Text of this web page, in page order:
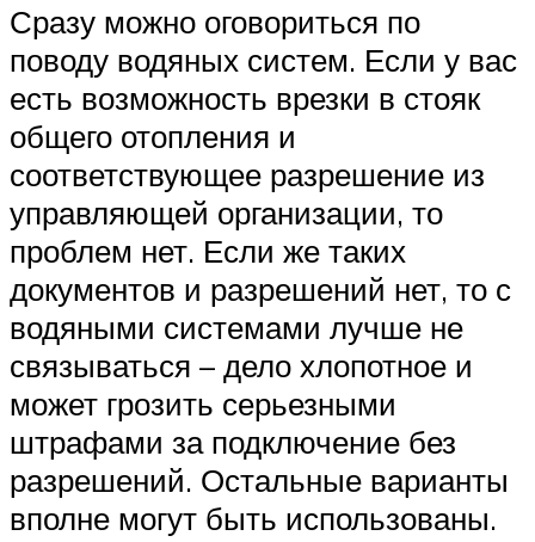
Сразу можно оговориться по
поводу водяных систем. Если у вас
есть возможность врезки в стояк
общего отопления и
соответствующее разрешение из
управляющей организации, то
проблем нет. Если же таких
документов и разрешений нет, то с
водяными системами лучше не
связываться – дело хлопотное и
может грозить серьезными
штрафами за подключение без
разрешений. Остальные варианты
вполне могут быть использованы.